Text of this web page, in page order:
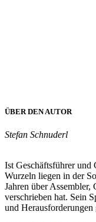
ÜBER DEN AUTOR
Stefan Schnuderl
Ist Geschäftsführer
Wurzeln liegen in der
Jahren über
verschrieben hat. Sein
und